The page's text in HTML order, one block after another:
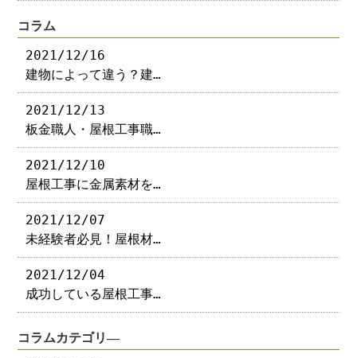
コラム
2021/12/16
建物によって違う？建…
2021/12/13
板金職人・屋根工事職…
2021/12/10
屋根工事に金属素材を…
2021/12/07
未経験者必見！屋根材…
2021/12/04
成功している屋根工事…
コラムカテゴリ―